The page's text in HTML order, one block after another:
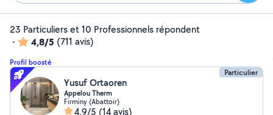
23 Particuliers et 10 Professionnels répondent
-
4,8/5 (711 avis)
Profil boosté
Particulier
Yusuf Ortaoren
Appelou Therm
Firminy (Abattoir)
4,9/5 (14 avis)